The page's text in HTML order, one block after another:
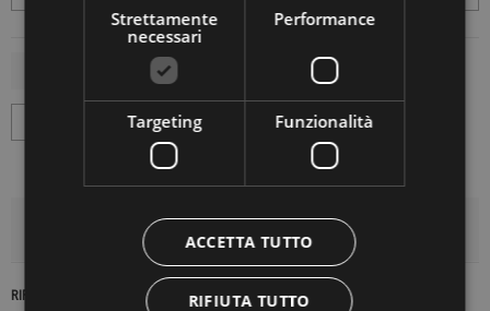
DETTAGLI DEL PRODOTTO
RIFERIMENTO
Strettamente
necessari
Performance
Targeting Funzionalità
ACCETTA TUTTO
RIFIUTA TUTTO